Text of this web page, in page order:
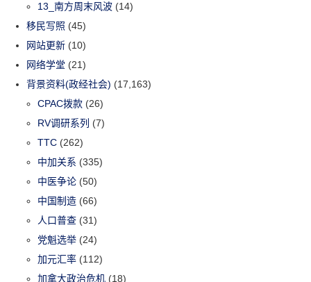
13_南方周末风波 (14)
移民写照 (45)
网站更新 (10)
网络学堂 (21)
背景资料(政经社会) (17,163)
CPAC拨款 (26)
RV调研系列 (7)
TTC (262)
中加关系 (335)
中医争论 (50)
中国制造 (66)
人口普查 (31)
党魁选举 (24)
加元汇率 (112)
加拿大政治危机 (18)